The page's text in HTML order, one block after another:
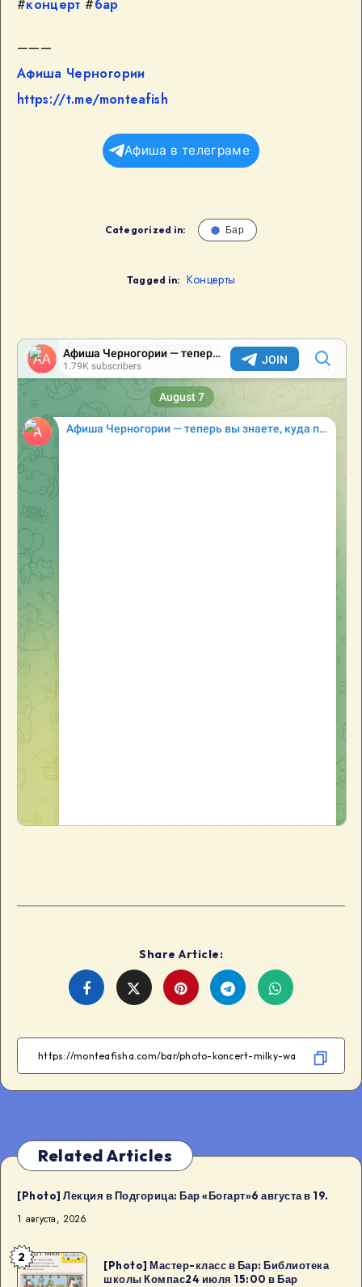
#концерт #бар
———
Афиша Черногории
https://t.me/monteafish
Афиша в телеграме
Categorized in: Бар
Tagged in: Концерты
Share Article:
Share
Facebook
Share
Twitter
Share
Telegram
Share
WhatsApp
Related Articles
[Photo] Лекция в Подгорица: Бар «Богарт»6 августа в 19.
1 августа, 2026
[Photo]
Мастер-
2
[Photo] Мастер-класс в Бар: Библиотека
школы Компас24 июля 15:00 в Бар